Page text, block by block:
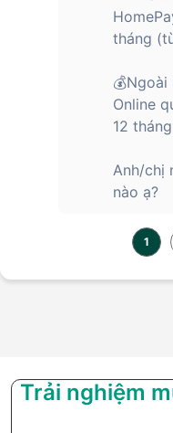
tháng
Online
12
Anh/chị
nào ạ?
1
Trải nghiệm